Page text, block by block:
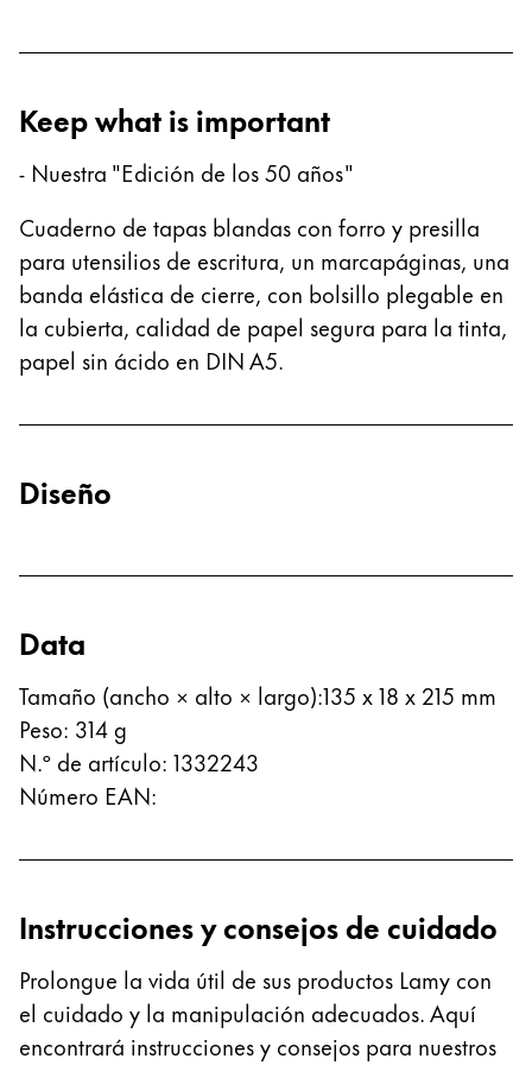
Acerca de LAMY
Cultura corporativa
Calidad
Diseño
Espíritu pionero
Career
Acerca de tu pedido
Global
Ελληνικά
Poland
polski
Romania
română
Sweden
Türkiye
Türkçe
Centroamérica y el Caribe
Esta región contiene una lista de países con los
Registrarse
Keep what is important
- Nuestra "Edición de los 50 años"
Cuaderno de tapas blandas con forro y presilla
para utensilios de escritura, un marcapáginas, una
banda elástica de cierre, con bolsillo plegable en
la cubierta, calidad de papel segura para la tinta,
papel sin ácido en DIN A5.
Diseño
Data
Tamaño (ancho × alto × largo):135 x 18 x 215 mm
Peso: 314g
N.º de artículo: 1332243
Número EAN:
Instrucciones y consejos de cuidado
Prolongue la vida útil de sus productos Lamy con
el cuidado y la manipulación adecuados. Aquí
encontrará instrucciones y consejos para nuestros